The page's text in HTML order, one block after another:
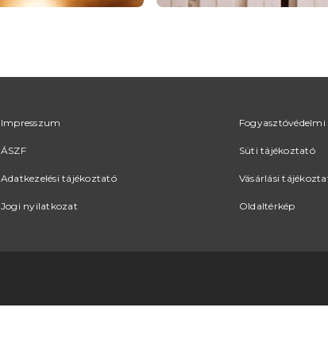
Impresszum
ÁSZF
Adatkezelési tájékoztató
Jogi nyilatkozat
Süti tájékoztató
Vásárlási
Oldaltérkép